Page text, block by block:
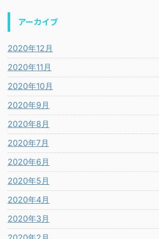
アーカイブ
2020年12月
2020年11月
2020年10月
2020年9月
2020年8月
2020年7月
2020年6月
2020年5月
2020年4月
2020年3月